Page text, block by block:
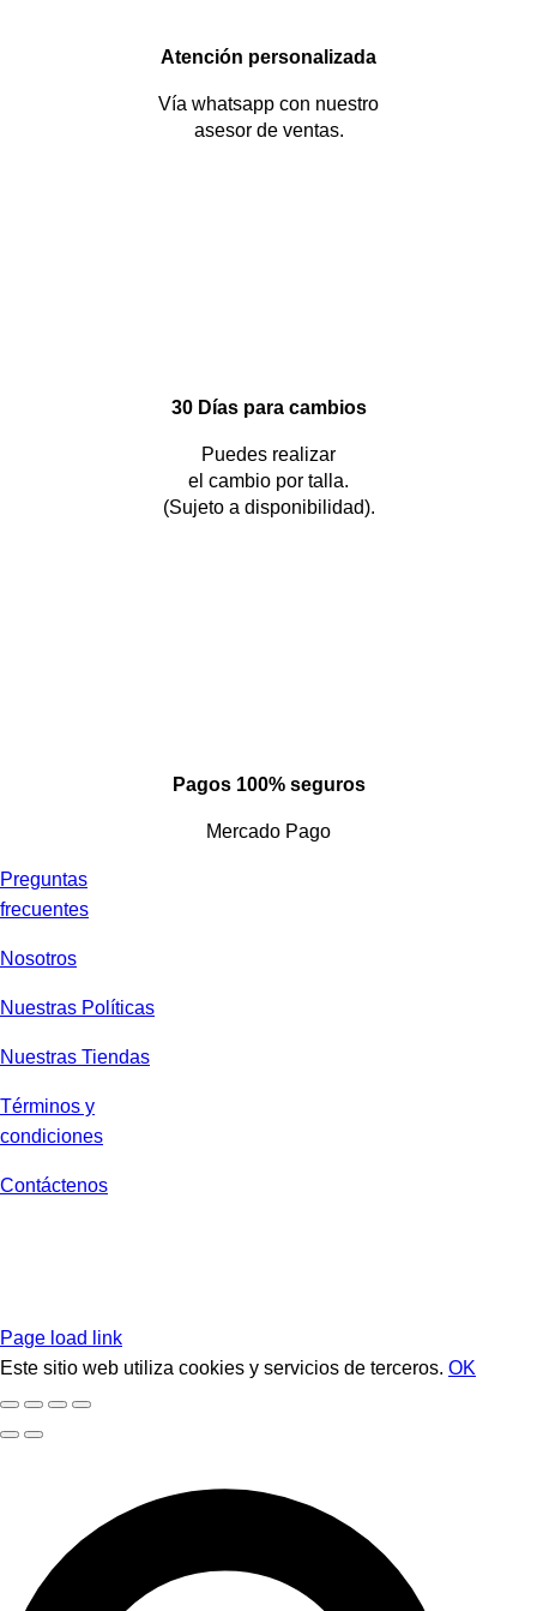
Atención personalizada
Vía whatsapp con nuestro
asesor de ventas.
30 Días para cambios
Puedes realizar
el cambio por talla.
(Sujeto a disponibilidad).
Pagos 100% seguros
Mercado Pago
Preguntas
frecuentes
Nosotros
Nuestras Políticas
Nuestras Tiendas
Términos y
condiciones
Contáctenos
Page load link
Este sitio web utiliza cookies y servicios de terceros. OK